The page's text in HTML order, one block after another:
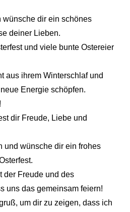
wünsche dir ein schönes
deiner Lieben.
und viele bunte Ostereier
aus ihrem Winterschlaf und
Energie schöpfen.
dir Freude, Liebe und
und wünsche dir ein frohes
der Freude und des
uns das gemeinsam feiern!
um dir zu zeigen, dass ich